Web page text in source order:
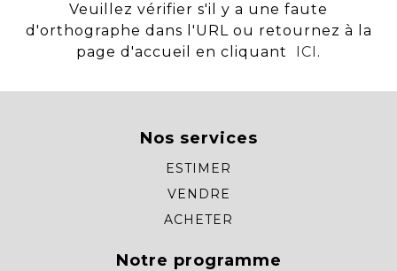
Veuillez vérifier s'il y a une faute
d'orthographe dans l'URL ou retournez à la
page d'accueil en cliquant
ICI .
Nos services
ESTIMER
VENDRE
ACHETER
Notre programme